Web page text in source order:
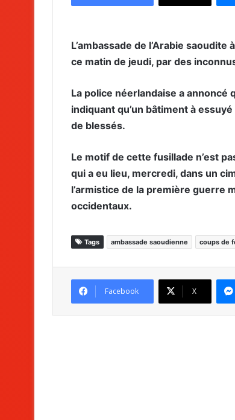
L’ambassade de l’Arabie
ce matin de jeudi, par des
La police néerlandaise a annoncé
indiquant qu’un bâtiment à
de blessés.
Le motif de cette fusillade n’est
qui a eu lieu, mercredi, dans un
l’armistice de la première guerre
occidentaux.
Tags ambassade saoudienne coups de
Facebook X